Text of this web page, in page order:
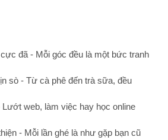
đã - Mỗi góc đều là một bức tranh
sò - Từ cà phê đến trà sữa, đều
Lướt web, làm việc hay học online
- Mỗi lần ghé là như gặp bạn cũ